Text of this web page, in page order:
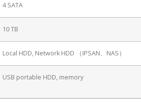
4 SATA
10 TB
Local HDD, Network HDD （IPSAN、NAS）
USB portable HDD, memory